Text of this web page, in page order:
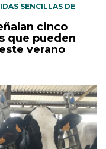
SENCILLAS DE
cinco
que pueden
verano